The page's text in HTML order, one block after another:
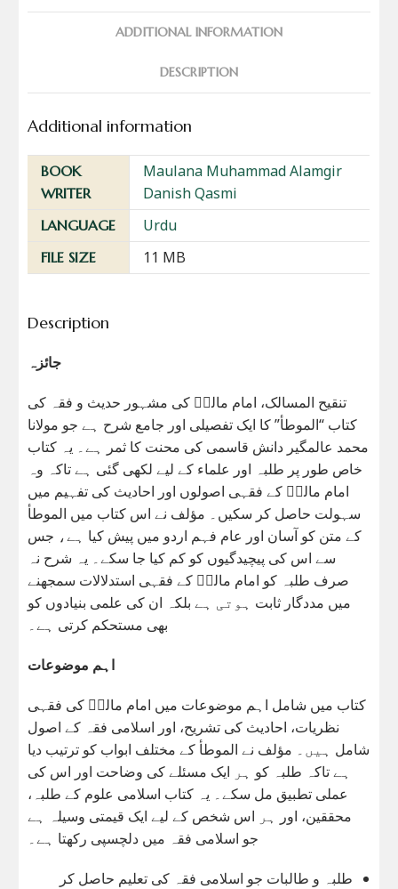
ADDITIONAL INFORMATION
DESCRIPTION
Additional information
BOOK
WRITER
Maulana Muhammad Alamgir
Danish Qasmi
LANGUAGE Urdu
FILE SIZE 11 MB
Description
جائزہ
تنقیح المسالک، امام مالکؒ کی مشہور حدیث و فقہ کی
کتاب “الموطأ” کا ایک تفصیلی اور جامع شرح ہے جو مولانا
محمد عالمگیر دانش قاسمی کی محنت کا ثمر ہے۔ یہ کتاب
خاص طور پر طلبہ اور علماء کے لیے لکھی گئی ہے تاکہ وہ
امام مالکؒ کے فقہی اصولوں اور احادیث کی تفہیم میں
سہولت حاصل کر سکیں۔ مؤلف نے اس کتاب میں الموطأ
کے متن کو آسان اور عام فہم اردو میں پیش کیا ہے، جس
سے اس کی پیچیدگیوں کو کم کیا جا سکے۔ یہ شرح نہ
صرف طلبہ کو امام مالکؒ کے فقہی استدلالات سمجھنے
میں مددگار ثابت ہوتی ہے بلکہ ان کی علمی بنیادوں کو
بھی مستحکم کرتی ہے۔
اہم موضوعات
کتاب میں شامل اہم موضوعات میں امام مالکؒ کی فقہی
نظریات، احادیث کی تشریح، اور اسلامی فقہ کے اصول
شامل ہیں۔ مؤلف نے الموطأ کے مختلف ابواب کو ترتیب دیا
ہے تاکہ طلبہ کو ہر ایک مسئلے کی وضاحت اور اس کی
عملی تطبیق مل سکے۔ یہ کتاب اسلامی علوم کے طلبہ،
محققین، اور ہر اس شخص کے لیے ایک قیمتی وسیلہ ہے
جو اسلامی فقہ میں دلچسپی رکھتا ہے۔
طلبہ و طالبات جو اسلامی فقہ کی تعلیم حاصل کر